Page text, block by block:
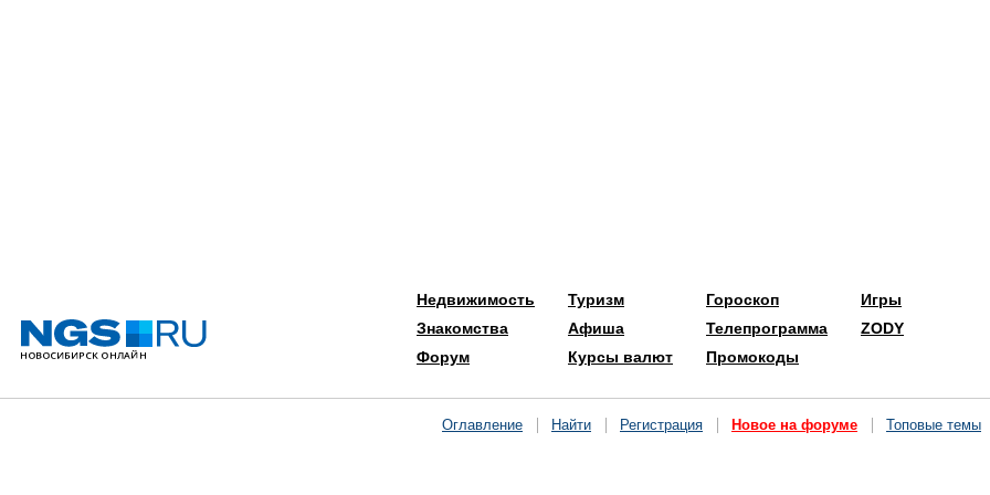
Недвижимость
Знакомства
Форум
Туризм
Афиша
Курсы валют
Гороскоп
Телепрограмма
Промокоды
Игры
ZODY
Оглавление Найти Регистрация Новое на форуме Топовые темы